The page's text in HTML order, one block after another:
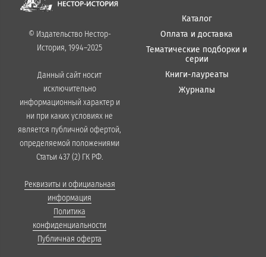
© Издательство Нестор-
История, 1994–2025
Данный сайт носит
исключительно
информационный характер и
ни при каких условиях не
является публичной офертой,
определяемой положениями
Статьи 437 (2) ГК РФ.
Реквизиты и официальная
информация
Политика
конфиденциальности
Публичная оферта
Каталог
Оплата и доставка
Тематические подборки и
серии
Книги-лауреаты
Журналы